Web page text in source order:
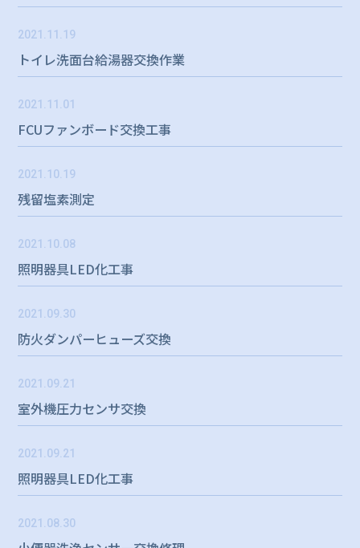
2021.11.19
トイレ洗面台給湯器交換作業
2021.11.01
FCUファンボード交換工事
2021.10.19
残留塩素測定
2021.10.08
照明器具LED化工事
2021.09.30
防火ダンパーヒューズ交換
2021.09.21
室外機圧力センサ交換
2021.09.21
照明器具LED化工事
2021.08.30